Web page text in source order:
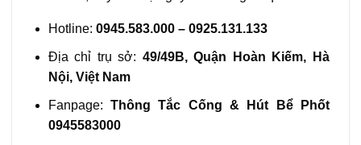
Hotline: 0945.583.000 – 0925.131.133
Địa chỉ trụ sở: 49/49B, Quận Hoàn Kiếm, Hà
Nội, Việt Nam
Fanpage:Thông Tắc Cống & Hút Bể Phốt
0945583000